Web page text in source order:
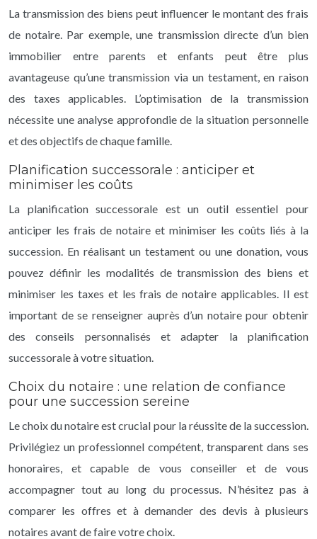
La transmission des biens peut influencer le montant des frais
de notaire. Par exemple, une transmission directe d’un bien
immobilier entre parents et enfants peut être plus
avantageuse qu’une transmission via un testament, en raison
des taxes applicables. L’optimisation de la transmission
nécessite une analyse approfondie de la situation personnelle
et des objectifs de chaque famille.
Planification successorale : anticiper et
minimiser les coûts
La planification successorale est un outil essentiel pour
anticiper les frais de notaire et minimiser les coûts liés à la
succession. En réalisant un testament ou une donation, vous
pouvez définir les modalités de transmission des biens et
minimiser les taxes et les frais de notaire applicables. Il est
important de se renseigner auprès d’un notaire pour obtenir
des conseils personnalisés et adapter la planification
successorale à votre situation.
Choix du notaire : une relation de confiance
pour une succession sereine
Le choix du notaire est crucial pour la réussite de la succession.
Privilégiez un professionnel compétent, transparent dans ses
honoraires, et capable de vous conseiller et de vous
accompagner tout au long du processus. N’hésitez pas à
comparer les offres et à demander des devis à plusieurs
notaires avant de faire votre choix.